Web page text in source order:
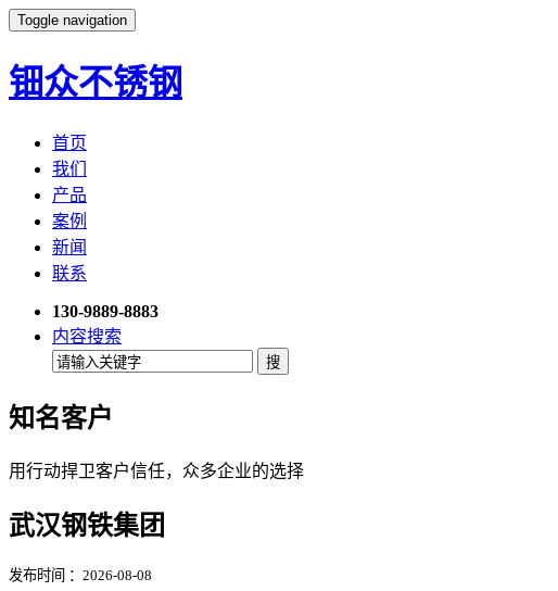
Toggle navigation
钿众不锈钢
首页
我们
产品
案例
新闻
联系
130-9889-8883
内容搜索
知名客户
用行动捍卫客户信任，众多企业的选择
武汉钢铁集团
发布时间 ：2026-08-08